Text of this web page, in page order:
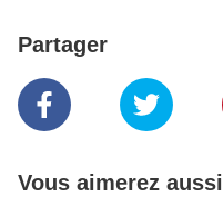
Partager
Vous aimerez aussi